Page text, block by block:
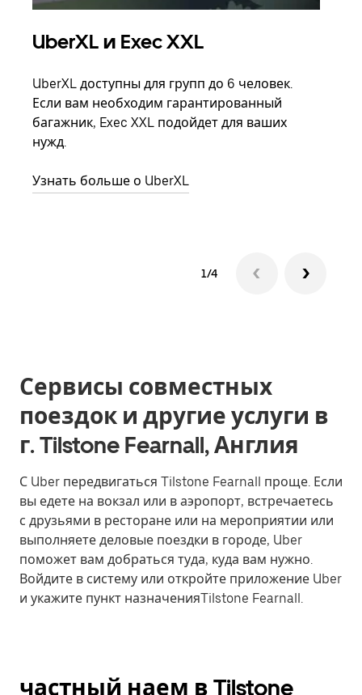
UberXL и Exec XXL
UberXL доступны для групп до 6 человек.
Если вам необходим гарантированный
багажник, Exec XXL подойдет для ваших
нужд.
Узнать больше о UberXL
1/4
Сервисы совместных
поездок и другие услуги в
г. Tilstone Fearnall, Англия
С Uber передвигаться Tilstone Fearnall проще. Если
вы едете на вокзал или в аэропорт, встречаетесь
с друзьями в ресторане или на мероприятии или
выполняете деловые поездки в городе, Uber
поможет вам добраться туда, куда вам нужно.
Войдите в систему или откройте приложение Uber
и укажите пункт назначенияTilstone Fearnall.
частный наем в Tilstone